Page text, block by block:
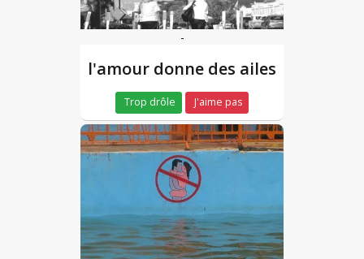
-
l'amour donne des ailes
Trop drôle J'aime pas